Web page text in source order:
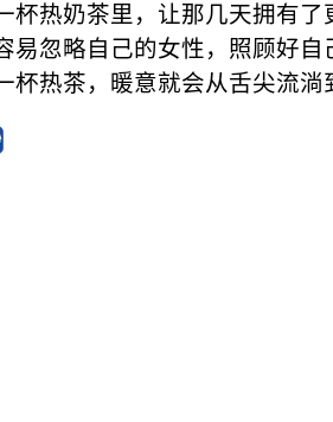
杯热奶茶里，让那几天拥有
易忽略自己的女性，照顾好
热茶，暖意就会从舌尖流淌